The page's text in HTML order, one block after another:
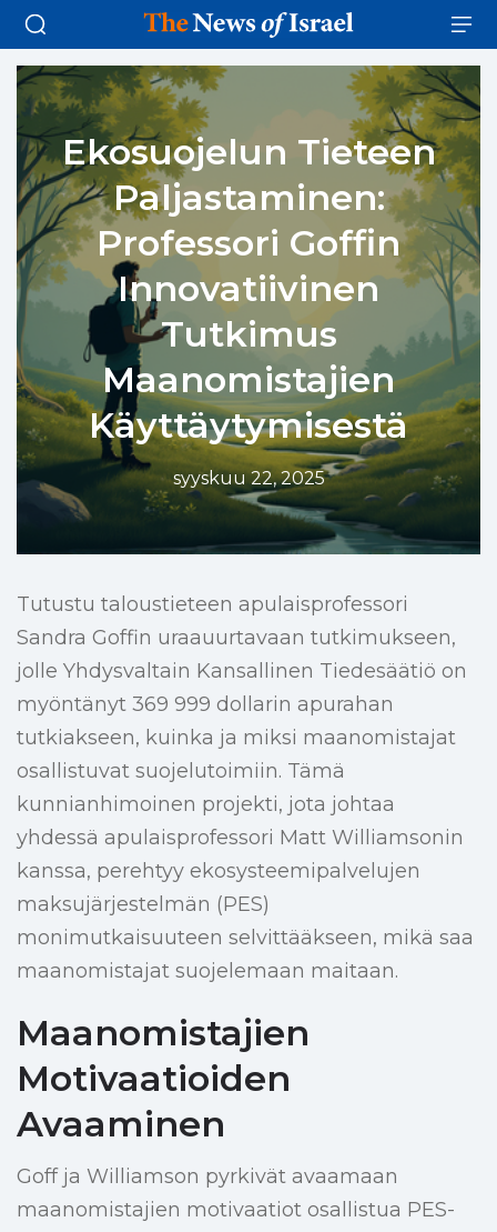
Ekosuojelun Tieteen
Paljastaminen:
Professori Goffin
Innovatiivinen
Tutkimus
Maanomistajien
Käyttäytymisestä
syyskuu 22, 2025
Tutustu taloustieteen apulaisprofessori
Sandra Goffin uraauurtavaan tutkimukseen,
jolle Yhdysvaltain Kansallinen Tiedesäätiö on
myöntänyt 369 999 dollarin apurahan
tutkiakseen, kuinka ja miksi maanomistajat
osallistuvat suojelutoimiin. Tämä
kunnianhimoinen projekti, jota johtaa
yhdessä apulaisprofessori Matt Williamsonin
kanssa, perehtyy ekosysteemipalvelujen
maksujärjestelmän (PES)
monimutkaisuuteen selvittääkseen, mikä saa
maanomistajat suojelemaan maitaan.
Maanomistajien
Motivaatioiden
Avaaminen
Goff ja Williamson pyrkivät avaamaan
maanomistajien motivaatiot osallistua PES-